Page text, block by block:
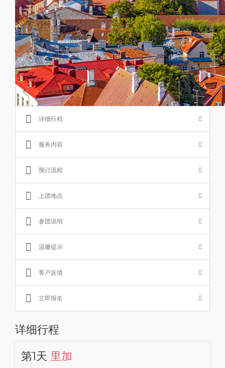
详细行程
服务内容
预订流程
上团地点
参团说明
温馨提示
客户反馈
立即报名
详细行程
第1天 里加